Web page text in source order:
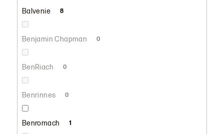
Balvenie 8
Benjamin Chapman 0
BenRiach 0
Benrinnes 0
Benromach 1